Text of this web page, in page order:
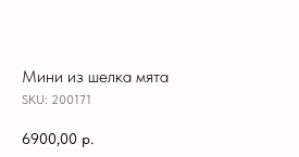
Мини из шелка мята
SKU: 200171
6900,00 р.